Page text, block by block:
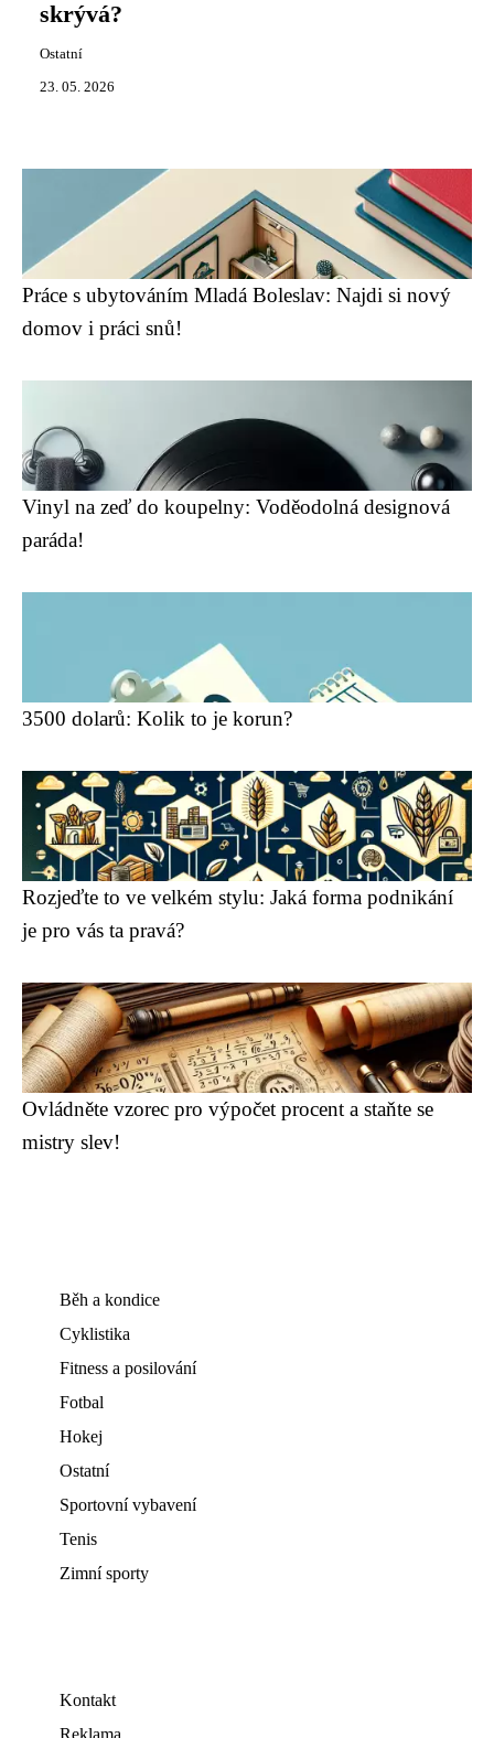
skrývá?
Ostatní
23. 05. 2026
Práce s ubytováním Mladá Boleslav: Najdi si nový
domov i práci snů!
Vinyl na zeď do koupelny: Voděodolná designová
paráda!
3500 dolarů: Kolik to je korun?
Rozjeďte to ve velkém stylu: Jaká forma podnikání
je pro vás ta pravá?
Ovládněte vzorec pro výpočet procent a staňte se
mistry slev!
Běh a kondice
Cyklistika
Fitness a posilování
Fotbal
Hokej
Ostatní
Sportovní vybavení
Tenis
Zimní sporty
Kontakt
Reklama